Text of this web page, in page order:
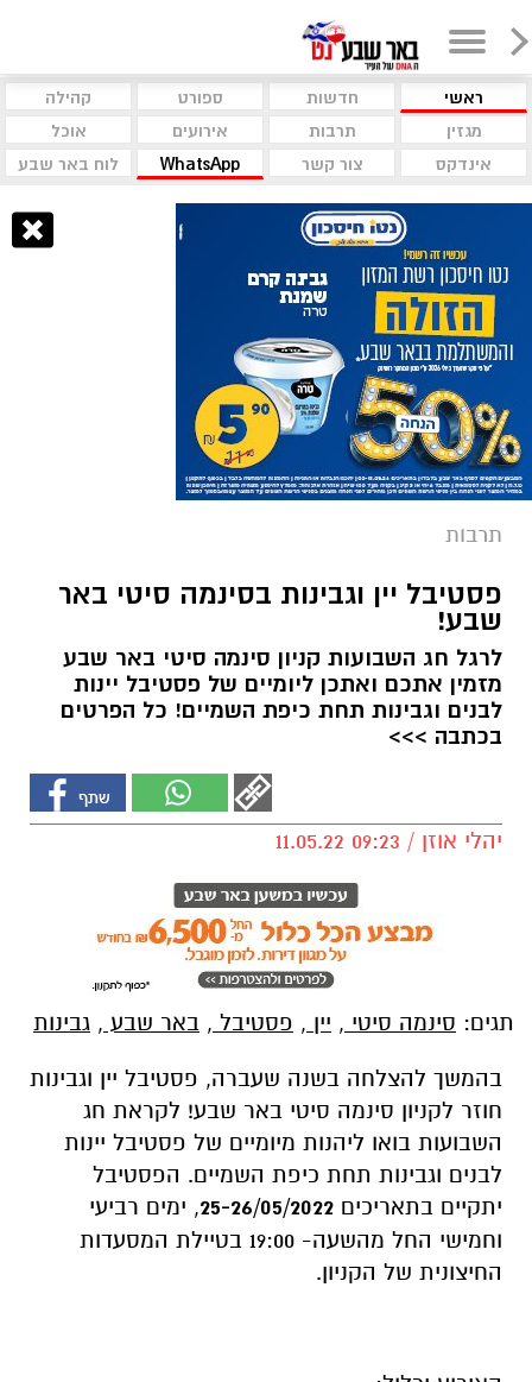
ראשי חדשות ספורט
קהילה
מגזין
תרבות אירועים
אוכל
אינדקס
צור קשר WhatsApp לוח באר שבע
תרבות
פסטיבל יין וגבינות בסינמה סיטי באר
שבע!
לרגל חג השבועות קניון סינמה סיטי באר שבע
מזמין אתכם ואתכן ליומיים של פסטיבל יינות
לבנים וגבינות תחת כיפת השמיים! כל הפרטים
בכתבה >>>
יהלי אוזן / 09:23 11.05.22
סינמה סיטי, יין, פסטיבל, באר שבע
בהמשך להצלחה בשנה שעברה, פסטיבל יין וגבינות
חוזר לקניון סינמה סיטי באר שבע! לקראת חג
השבועות בואו ליהנות מיומיים של פסטיבל יינות
יתקיים בתאריכים25-26/05/2022 , ימים רביעי
וחמישי החל מהשעה- 19:00 בטיילת המסעדות
החיצונית של הקניון.
האירוע יכלול: